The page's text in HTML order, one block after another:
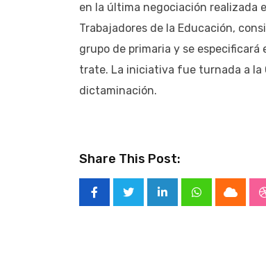
en la última negociación realizada
Trabajadores de la Educación,
grupo de primaria y se
trate. La iniciativa fue turnada a la
dictaminación.
Share This Post:
LinkedInWhatsappCloud